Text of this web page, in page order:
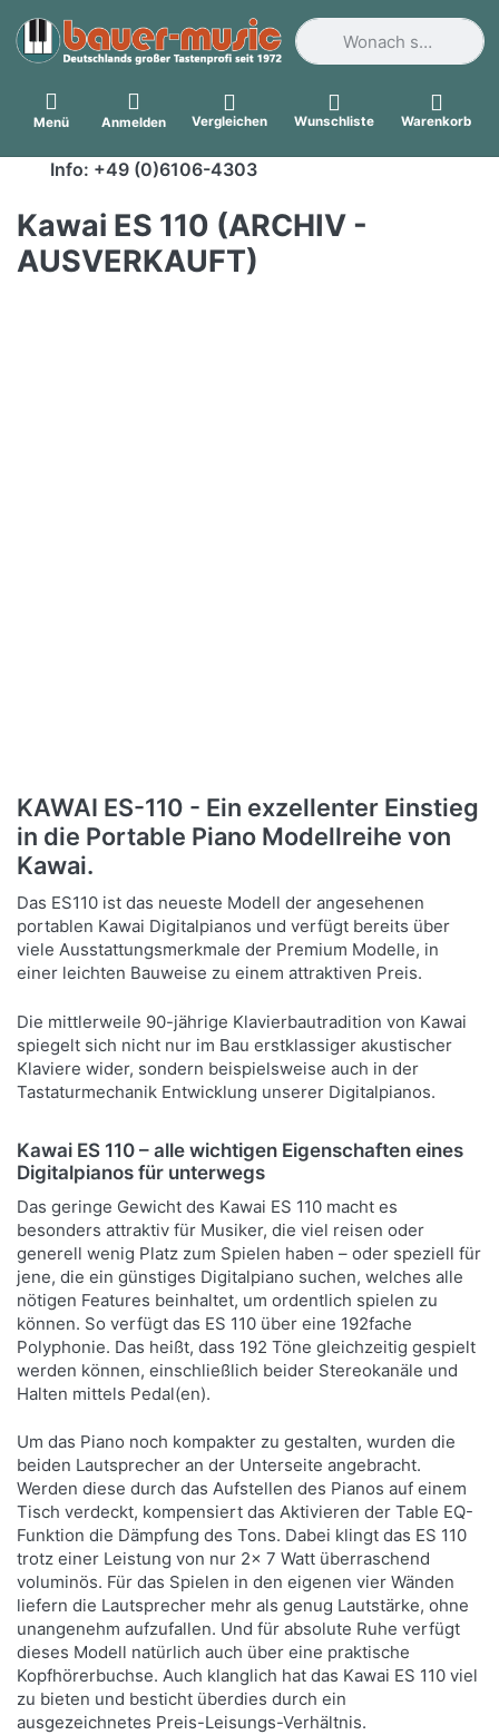
Geben Sie einen
Menü Anmelden Vergleichen Wunschliste Warenkorb
Info: +49 (0)6106-4303
Kawai ES 110 (ARCHIV -
AUSVERKAUFT)
KAWAI ES-110 - Ein exzellenter Einstieg
in die Portable Piano Modellreihe von
Kawai.
Das ES110 ist das neueste Modell der angesehenen
portablen Kawai Digitalpianos und verfügt bereits über
viele Ausstattungsmerkmale der Premium Modelle, in
einer leichten Bauweise zu einem attraktiven Preis.
Die mittlerweile 90-jährige Klavierbautradition von Kawai
spiegelt sich nicht nur im Bau erstklassiger akustischer
Klaviere wider, sondern beispielsweise auch in der
Tastaturmechanik Entwicklung unserer Digitalpianos.
Kawai ES 110 – alle wichtigen Eigenschaften eines
Digitalpianos für unterwegs
Das geringe Gewicht des Kawai ES 110 macht es
besonders attraktiv für Musiker, die viel reisen oder
generell wenig Platz zum Spielen haben – oder speziell für
jene, die ein günstiges Digitalpiano suchen, welches alle
nötigen Features beinhaltet, um ordentlich spielen zu
können. So verfügt das ES 110 über eine 192fache
Polyphonie. Das heißt, dass 192 Töne gleichzeitig gespielt
werden können, einschließlich beider Stereokanäle und
Halten mittels Pedal(en).
Um das Piano noch kompakter zu gestalten, wurden die
beiden Lautsprecher an der Unterseite angebracht.
Werden diese durch das Aufstellen des Pianos auf einem
Tisch verdeckt, kompensiert das Aktivieren der Table EQ-
Funktion die Dämpfung des Tons. Dabei klingt das ES 110
trotz einer Leistung von nur 2x 7 Watt überraschend
voluminös. Für das Spielen in den eigenen vier Wänden
liefern die Lautsprecher mehr als genug Lautstärke, ohne
unangenehm aufzufallen. Und für absolute Ruhe verfügt
dieses Modell natürlich auch über eine praktische
Kopfhörerbuchse. Auch klanglich hat das Kawai ES 110 viel
zu bieten und besticht überdies durch ein
ausgezeichnetes Preis-Leisungs-Verhältnis.